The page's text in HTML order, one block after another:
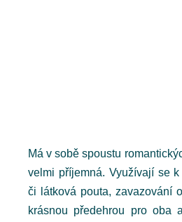
Má v sobě spoustu
velmi příjemná. Využívají se
či látková pouta, zavazování
krásnou předehrou pro oba